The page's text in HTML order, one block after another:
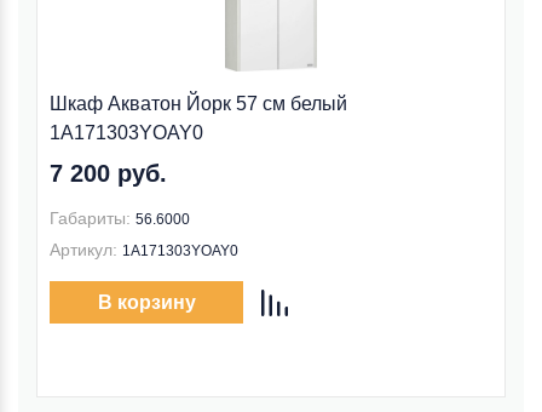
Шкаф Акватон Йорк 57 см белый
1A171303YOAY0
7 200 руб.
Габариты: 56.6000
Артикул: 1A171303YOAY0
В корзину